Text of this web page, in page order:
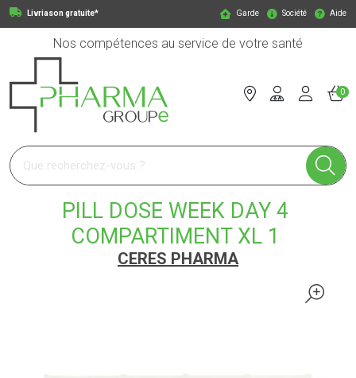
Livriason gratuite* Garde Société Aide
Nos compétences au service de votre santé
Pharmagroupe Votre pharmacie en ligne à votre service
0
PILL DOSE WEEK DAY 4
COMPARTIMENT XL 1
CERES PHARMA